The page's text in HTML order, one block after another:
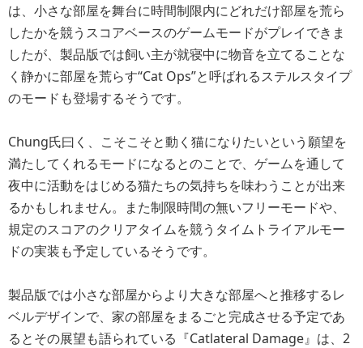
は、小さな部屋を舞台に時間制限内にどれだけ部屋を荒ら
したかを競うスコアベースのゲームモードがプレイできま
したが、製品版では飼い主が就寝中に物音を立てることな
く静かに部屋を荒らす“Cat Ops”と呼ばれるステルスタイプ
のモードも登場するそうです。
Chung氏曰く、こそこそと動く猫になりたいという願望を
満たしてくれるモードになるとのことで、ゲームを通して
夜中に活動をはじめる猫たちの気持ちを味わうことが出来
るかもしれません。また制限時間の無いフリーモードや、
規定のスコアのクリアタイムを競うタイムトライアルモー
ドの実装も予定しているそうです。
製品版では小さな部屋からより大きな部屋へと推移するレ
ベルデザインで、家の部屋をまるごと完成させる予定であ
るとその展望も語られている『Catlateral Damage』は、2